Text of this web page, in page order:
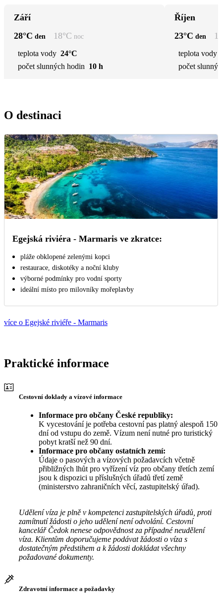
Září
28°C den 18°C noc
teplota vody 24°C
počet slunných hodin 10 h
Říjen
23°C den
teplota vody
počet
O destinaci
Egejská riviéra - Marmaris ve zkratce:
pláže obklopené zelenými kopci
restaurace, diskotéky a noční kluby
výborné podmínky pro vodní sporty
ideální místo pro milovníky mořeplavby
více o Egejské riviéře - Marmaris
Praktické informace
Cestovní doklady a vízové informace
Informace pro občany České republiky:
K vycestování je potřeba cestovní pas platný alespoň 150
dní od vstupu do země. Vízum není nutné pro turistický
pobyt kratší než 90 dní.
Informace pro občany ostatních zemí:
Údaje o pasových a vízových požadavcích včetně
přibližných lhůt pro vyřízení víz pro občany třetích zemí
jsou k dispozici u příslušných úřadů třetí země
(ministerstvo zahraničních věcí, zastupitelský úřad).
Udělení víza je plně v kompetenci zastupitelských úřadů, proti
zamítnutí žádosti o jeho udělení není odvolání. Cestovní
kancelář Čedok nenese odpovědnost za případné neudělení
víza. Klientům doporučujeme podávat žádosti o víza s
dostatečným předstihem a k žádosti dokládat všechny
požadované dokumenty.
Zdravotní informace a požadavky